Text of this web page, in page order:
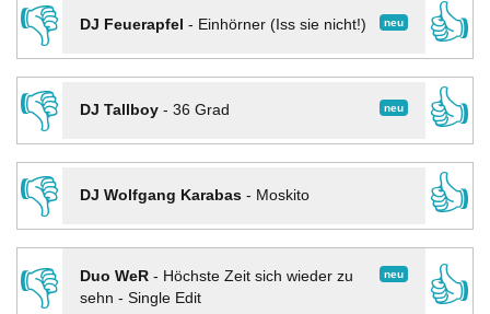
👎
neu
DJ Feuerapfel - Einhörner (Iss sie nicht!)
👍
👎
neu
DJ Tallboy- 36 Grad
👍
👎
DJ Wolfgang Karabas- Moskito
👍
👎
neu
Duo WeR- Höchste Zeit sich wieder zu
sehn - Single Edit
👍